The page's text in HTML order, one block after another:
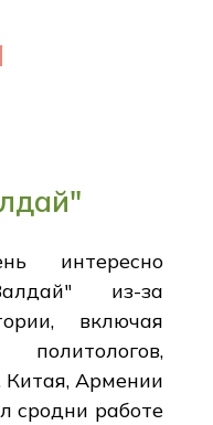
интересно
из-за
включая
Армении
сродни работе